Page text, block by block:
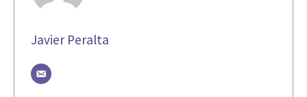
Javier Peralta